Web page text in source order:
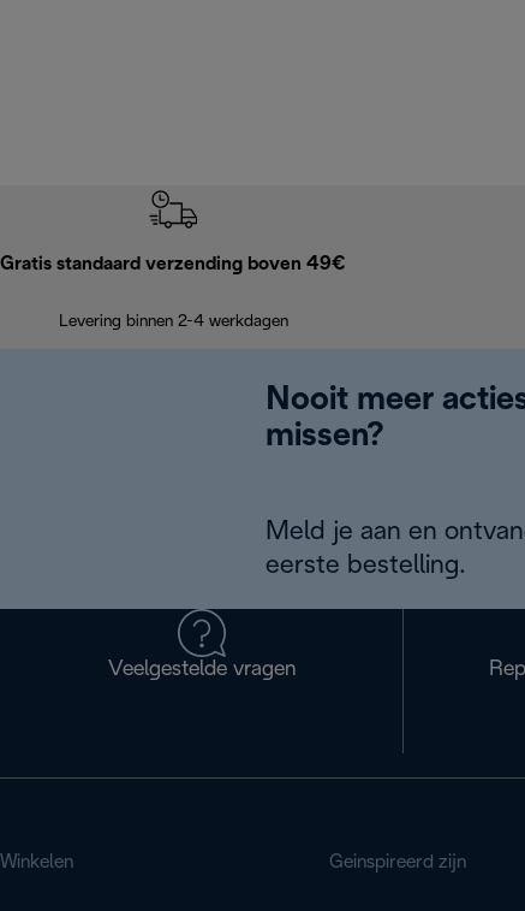
Gratis standaard verzending boven 49€
Levering binnen 2-4 werkdagen
Nooit meer
missen?
Meld je aan en
eerste bestelling.
Veelgestelde vragen
Winkelen Geinspireerd zijn